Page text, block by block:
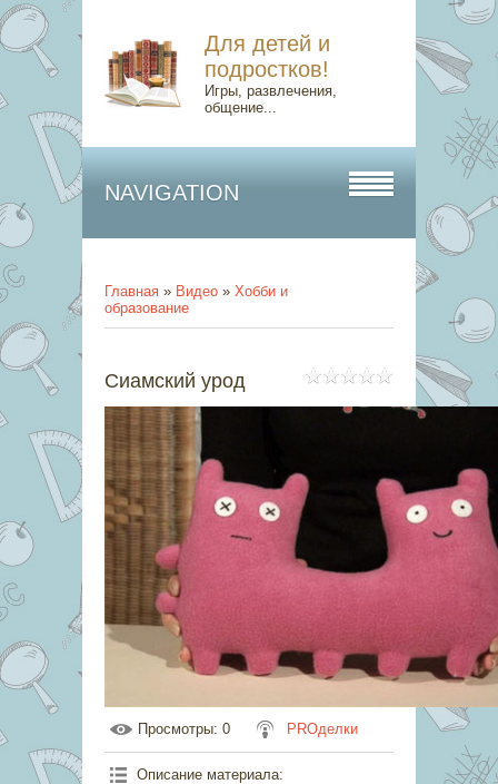
Для детей и
подростков!
Игры, развлечения,
общение...
NAVIGATION
Главная » Видео » Хобби и
образование
Сиамский урод
Просмотры: 0 PROделки
Описание материала: